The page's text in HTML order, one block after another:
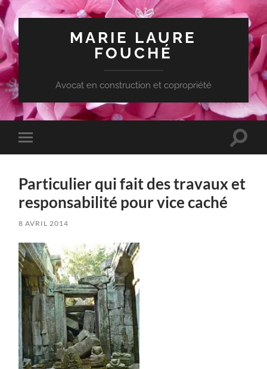
MARIE LAURE
FOUCHÉ
Avocat en construction et copropriété
Toggle
mobile
Toggle
Particulier qui fait des travaux et
responsabilité pour vice caché
8 AVRIL 2014